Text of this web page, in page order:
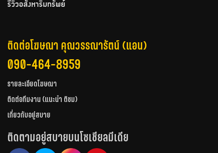
รีวิวอสังหาริมทรัพย์
ติดต่อโฆษณา คุณวรรณารัตน์ (แอน)
090-464-8959
รายละเอียดโฆษณา
ติดต่อทีมงาน (แนะนำ ติชม)
เกี่ยวกับอยู่สบาย
ติดตามอยู่สบายบนโซเชียลมีเดีย